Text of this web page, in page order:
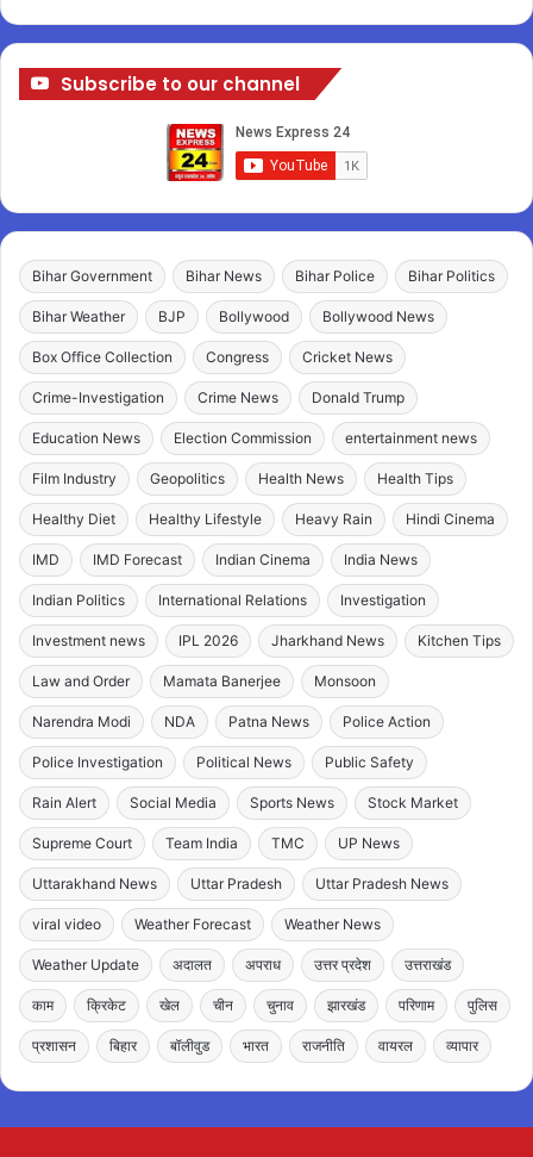
Subscribe to our channel
Bihar Government Bihar News Bihar Police Bihar Politics
Bihar Weather BJP Bollywood Bollywood News
Box Office Collection Congress Cricket News
Crime-Investigation Crime News Donald Trump
Education News Election Commission entertainment news
Film Industry Geopolitics Health News Health Tips
Healthy Diet Healthy Lifestyle Heavy Rain Hindi Cinema
IMD IMD Forecast Indian Cinema India News
Indian Politics International Relations Investigation
Investment news IPL 2026 Jharkhand News Kitchen Tips
Law and Order Mamata Banerjee Monsoon
Narendra Modi NDA Patna News Police Action
Police Investigation Political News Public Safety
Rain Alert Social Media Sports News Stock Market
Supreme Court Team India TMC UP News
Uttarakhand News Uttar Pradesh Uttar Pradesh News
viral video Weather Forecast Weather News
Weather Update अदालत अपराध उत्तर प्रदेश उत्तराखंड
काम क्रिकेट खेल चीन चुनाव झारखंड परिणाम पुलिस
प्रशासन बिहार बॉलीवुड भारत राजनीति वायरल व्यापार